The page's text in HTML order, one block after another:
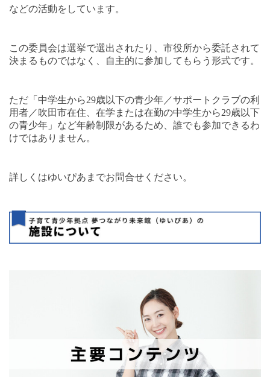
などの活動をしています。
この委員会は選挙で選出されたり、市役所から委託されて
決まるものではなく、自主的に参加してもらう形式です。
ただ「中学生から29歳以下の青少年／サポートクラブの利
用者／吹田市在住、在学または在勤の中学生から29歳以下
の青少年」など年齢制限があるため、誰でも参加できるわ
けではありません。
詳しくはゆいぴあまでお問合せください。